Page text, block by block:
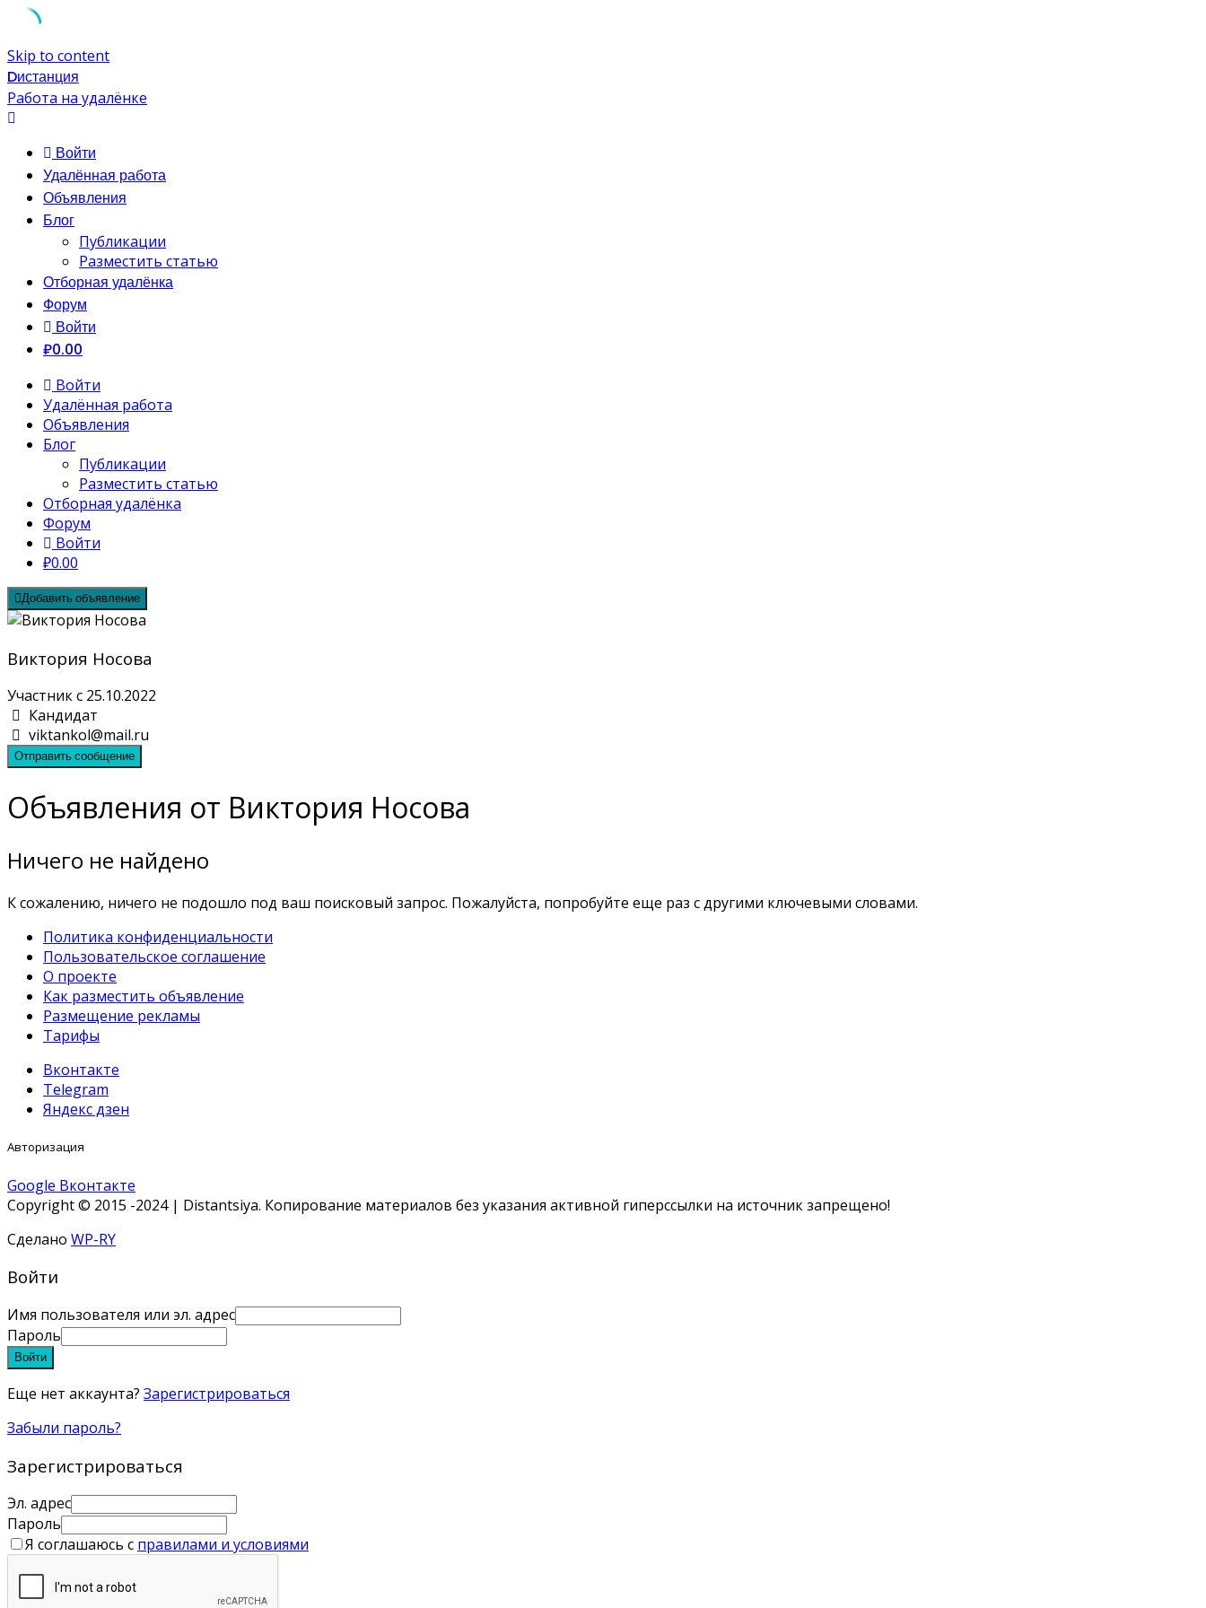
Skip to content
Dистанция
Работа на удалёнке
Войти
Удалённая работа
Объявления
Блог
Публикации
Разместить статью
Отборная удалёнка
Форум
Войти
₽0.00
Войти
Удалённая работа
Объявления
Блог
Публикации
Разместить статью
Отборная удалёнка
Форум
Войти
₽0.00
Добавить объявление
Виктория Носова
Участник с 25.10.2022
Кандидат
viktankol@mail.ru
Отправить сообщение
Объявления от Виктория Носова
Ничего не найдено
К сожалению, ничего не подошло под ваш поисковый запрос. Пожалуйста, попробуйте еще раз с другими ключевыми словами.
Политика конфиденциальности
Пользовательское соглашение
О проекте
Как разместить объявление
Размещение рекламы
Тарифы
Вконтакте
Telegram
Яндекс дзен
Авторизация
Google Вконтакте
Copyright © 2015 -2024 | Distantsiya. Копирование материалов без указания активной гиперссылки на источник запрещено!
Сделано WP-RY
Войти
Имя пользователя или эл. адрес
Пароль
Войти
Еще нет аккаунта? Зарегистрироваться
Забыли пароль?
Зарегистрироваться
Эл. адрес
Пароль
Я соглашаюсь с правилами и условиями